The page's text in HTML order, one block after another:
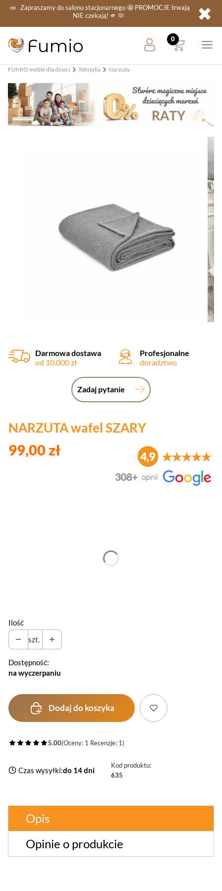
📣 Zapraszamy do salonu stacjonarnego🤩 PROMOCJE trwają
NIE czekają! 🫵 🫶 ✖
FUMIO meble dla dzieci Tekstylia Narzuty
Darmowa dostawa
od 10.000 zł
Profesjonalne
doradztwo
Zadaj pytanie
NARZUTA wafel SZARY
99,00 zł
Ilość
szt.
Dostępność:
na wyczerpaniu
Dodaj do koszyka
5.00(Oceny: 1 Recenzje: 1)
Czas wysyłki:do 14 dni
Kod produktu:
635
Opis
Opinie o produkcie